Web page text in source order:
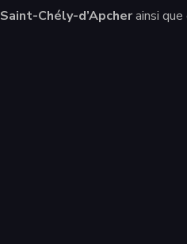
Saint-Chély-d’Apcherainsi que